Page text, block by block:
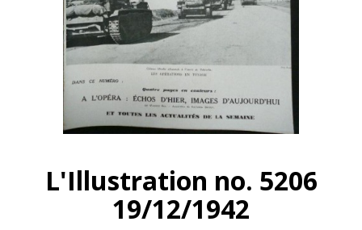
L'Illustration no. 5206
19/12/1942